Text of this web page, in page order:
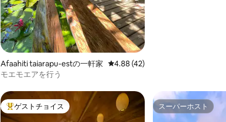
Afaahiti taiarapu-estの一軒家 レビュー42件、5つ星中4.88つ星
4.88 (42)
モエモエアを行う
大好評のゲストチョイスです。
ゲストチョイス スーパーホスト
スーパーホスト